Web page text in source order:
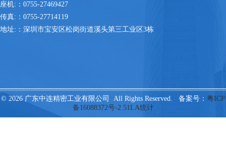
座机:：0755-27469427
传真:：0755-27714119
地址:：深圳市宝安区松岗街道溪头第三工业区3栋
© 2026 广东中连精密工业有限公司 All Rights Reserved. 备案号： 粤ICP
备16088372号-2 51LA统计